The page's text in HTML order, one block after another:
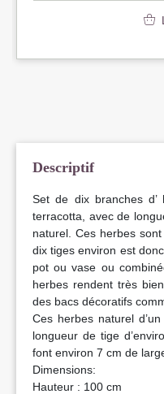
Descriptif
Set de dix branches d’
terracotta, avec de
naturel. Ces herbes
dix tiges environ est
pot ou vase ou
herbes rendent très
des bacs décoratifs
Ces herbes naturel
longueur de tige
font environ 7 cm de
Dimensions:
Hauteur : 100 cm